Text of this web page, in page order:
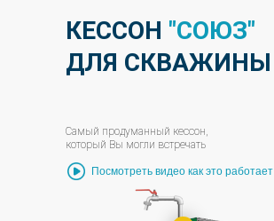
КЕССОН "СОЮЗ"
ДЛЯ СКВАЖИНЫ
Самый продуманный кессон,
который Вы могли встречать
Посмотреть видео как это работает